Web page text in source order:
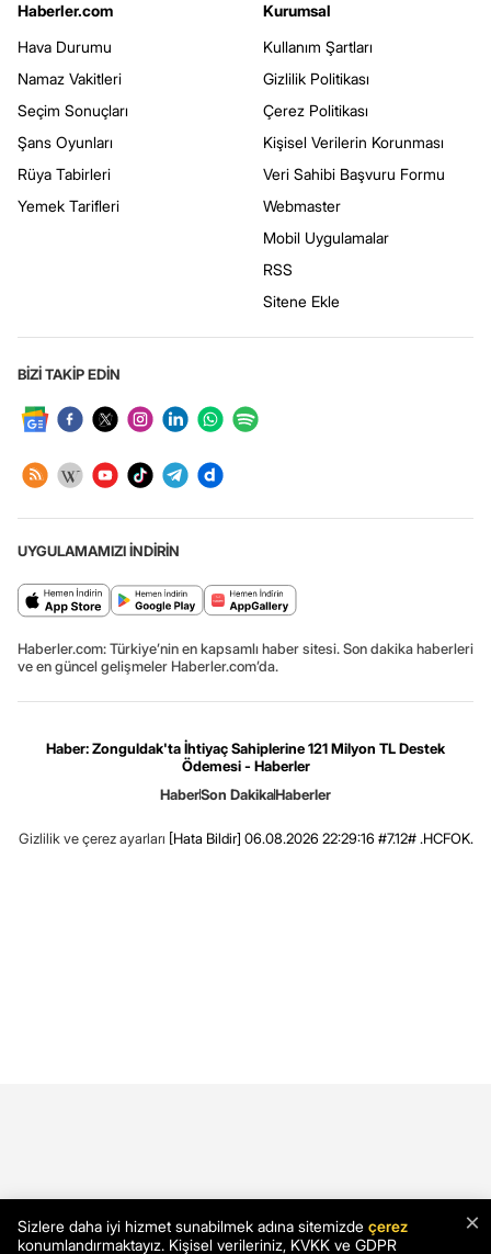
Haberler.com
Hava Durumu
Namaz Vakitleri
Seçim Sonuçları
Şans Oyunları
Rüya Tabirleri
Yemek Tarifleri
Kurumsal
Kullanım Şartları
Gizlilik Politikası
Çerez Politikası
Kişisel Verilerin Korunması
Veri Sahibi Başvuru Formu
Webmaster
Mobil Uygulamalar
RSS
Sitene Ekle
BİZİ TAKİP EDİN
UYGULAMAMIZI İNDİRİN
Haberler.com: Türkiye’nin en kapsamlı haber sitesi. Son dakika haberleri
ve en güncel gelişmeler Haberler.com’da.
Haber: Zonguldak'ta İhtiyaç Sahiplerine 121 Milyon TL Destek
Ödemesi - Haberler
HaberSon DakikaHaberler
Gizlilik ve çerez ayarları [Hata Bildir] 06.08.2026 22:29:16 #7.12# .HCFOK.
×
Sizlere daha iyi hizmet sunabilmek adına sitemizde çerez
konumlandırmaktayız. Kişisel verileriniz, KVKK ve GDPR